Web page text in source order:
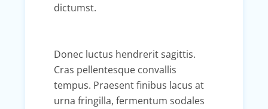
dictumst.
Donec luctus hendrerit sagittis.
Cras pellentesque convallis
tempus. Praesent finibus lacus at
urna fringilla, fermentum sodales